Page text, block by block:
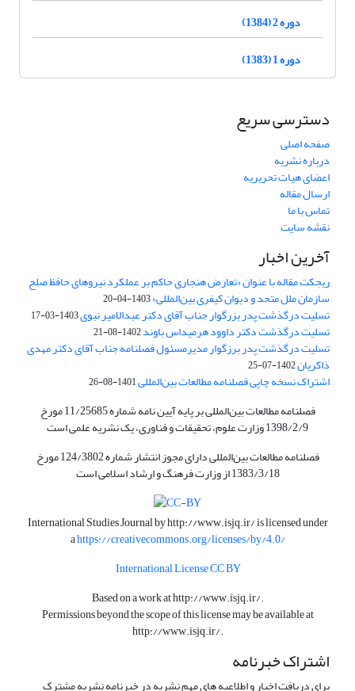
دوره 2 (1384)
دوره 1 (1383)
دسترسی سریع
صفحه اصلی
درباره نشریه
اعضای هیات تحریریه
ارسال مقاله
تماس با ما
نقشه سایت
آخرین اخبار
ریجکت مقاله با عنوان «تعارض هنجاری حاکم بر عملکرد نیروهای حافظ صلح
سازمان ملل متحد و دیوان کیفری بین‌المللی»1403-04-20
تسلیت درگذشت پدر بزرگوار جناب آقای دکتر عبدالامیر نبوی1403-03-17
تسلیت درگذشت دکتر داوود هرمیداس باوند1402-08-21
تسلیت درگذشت پدر برزگوار مدیرمسئول فصلنامه جناب آقای دکتر مهدی
ذاکریان1402-07-25
اشتراک نسخه چاپی فصلنامه مطالعات بین‌المللی1401-08-26
فصلنامه مطالعات بین‌المللی بر پایه آیین نامه شماره 11/25685 مورخ
1398/2/9 وزارت علوم، تحقیقات و فناوری، یک نشریه علمی است
فصلنامه مطالعات بین‌المللی دارای مجوز انتشار شماره 124/3802 مورخ
1383/3/18 از وزارت فرهنگ و ارشاد اسلامی است
International Studies Journal byhttp://www.isjq.ir/is licensed under
ahttps://creativecommons.org/licenses/by/4.0/
International License CC BY
Based on a work athttp://www.isjq.ir/.
Permissions beyond the scope of this license may be available at
http://www.isjq.ir/.
اشتراک خبرنامه
برای دریافت اخبار و اطلاعیه های مهم نشریه در خبرنامه نشریه مشترک